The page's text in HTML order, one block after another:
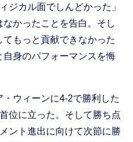
ジカル面でしんどかった」
かったことを告白。そし
もっと貢献できなかった
身のパフォーマンスを悔
ウィーンに4-2で勝利した
位に立った。そして勝ち点
ント進出に向けて次節に勝